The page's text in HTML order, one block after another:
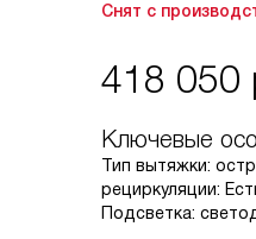
Снят с
418 050
Ключевые
Тип вытяжки:
рециркуляции:
Подсветка: